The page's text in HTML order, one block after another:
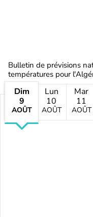
Bulletin de prévisions
températures pour
Dim
9
AOÛT
Lun
10
AOÛT
Mar
11
AOÛT